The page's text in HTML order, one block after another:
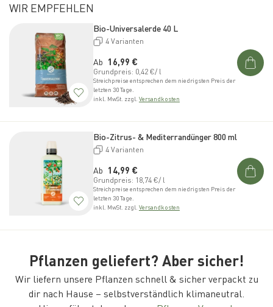
WIR EMPFEHLEN
Bio-Universalerde 40 L
4 Varianten
Ab Normaler Preis
16,99 €
Grundpreis: 0,42 €/ l
Streichpreise entsprechen dem niedrigsten Preis der
letzten 30 Tage.
inkl. MwSt. zzgl. Versandkosten
Bio-Zitrus- & Mediterrandünger 800 ml
4 Varianten
Ab Normaler Preis
14,99 €
Grundpreis: 18,74 €/ l
Streichpreise entsprechen dem niedrigsten Preis der
letzten 30 Tage.
inkl. MwSt. zzgl. Versandkosten
Pflanzen geliefert? Aber sicher!
Wir liefern unsere Pflanzen schnell & sicher verpackt zu
dir nach Hause – selbstverständlich klimaneutral.